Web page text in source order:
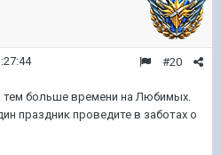
#20
больше времени на Любимых.
праздник проведите в заботах о